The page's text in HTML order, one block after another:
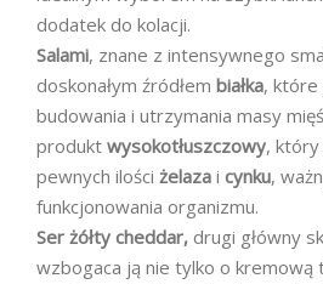
dodatek do kolacji.
Salami, znane z intensywnego
doskonałym źródłem białka, które
budowania i utrzymania masy
produkt wysokotłuszczowy,
pewnych ilości żelaza i cynku,
funkcjonowania organizmu.
Ser żółty cheddar, drugi główny
wzbogaca ją nie tylko o kremową